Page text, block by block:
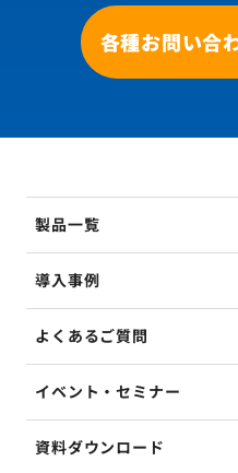
各種お問い合
製品一覧
導入事例
よくあるご質問
イベント・セミナー
資料ダウンロード